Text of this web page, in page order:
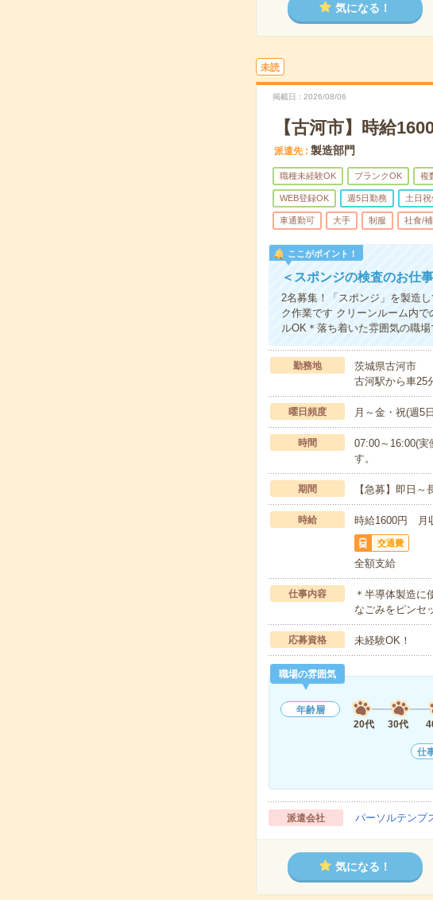
気になる！
未読
掲載日 2026/08/06
【古河市】時給
派遣先 製造部門
職種未経験OK ブランクOK 複
WEB登録OK 週5日勤務 土日祝
車通勤可 大手 制服 社食/
ここがポイント！
＜スポンジの検査のお仕
2名募集！「スポンジ」を製造
ク作業です クリーンルーム内
ルOK＊落ち着いた雰囲気の職場
勤務地
茨城県古河市
古河駅から車25
曜日頻度 月～金・祝(週
時間
07:00～16:00(
す。
期間 【急募】即日～
時給 時給1600円 月
交通費
全額支給
仕事内容
＊半導体製造に
なごみをピンセ
応募資格 未経験OK！
職場の雰囲気
年齢層
20代
30代
仕
派遣会社 パーソルテン
気になる！